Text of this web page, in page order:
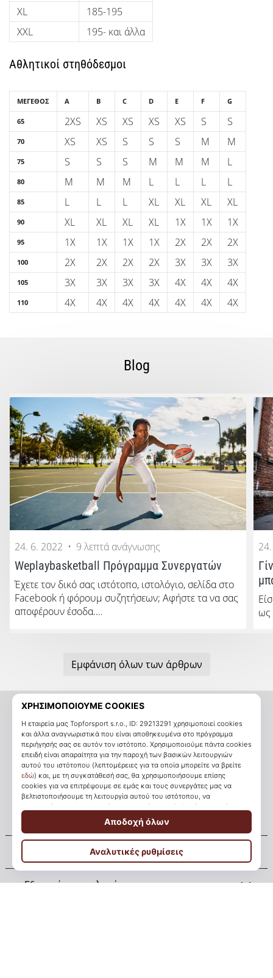
XL
XXL
185-195
195- και άλλα
Αθλητικοί στηθόδεσμοι
ΜΈΓΕΘΟΣ
65
70
75
80
85
90
95
100
105
110
A
2XS
XS
S
M
L
XL
1X
2X
3X
4X
B
XS
XS
S
M
L
XL
1X
2X
3X
4X
C
XS
S
S
M
L
XL
1X
2X
3X
4X
D
XS
S
M
L
XL
XL
1X
2X
3X
4X
E
XS
S
M
L
XL
1X
2X
3X
4X
4X
F
S
M
M
L
XL
1X
2X
3X
4X
4X
G
S
M
L
L
XL
1X
2X
3X
4X
4X
Blog
24. 6. 2022 • 9 λεπτά ανάγνωσης
Weplaybasketball Πρόγραμμα Συνεργατών
Έχετε τον δικό σας ιστότοπο, ιστολόγιο, σελίδα στο
Facebook ή φόρουμ συζητήσεων; Αφήστε τα να σας
αποφέρουν έσοδα.…
ως
Εμφάνιση όλων των άρθρων
Σχετικά μ' εμάς
Εξυπηρέτηση πελατών
Χρειάζεστε βοήθεια;
+302111996496
info@kickz.gr
Υποβολή αιτήματος ανάληψης